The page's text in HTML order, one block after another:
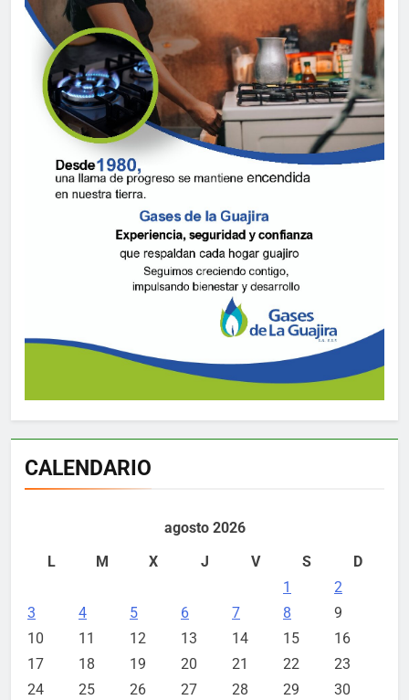
CALENDARIO
agosto 2026
L
M X J V S
D
1
2
3
4 5 6 7 8
9
10
11 12 13 14 15
16
17
18 19 20 21 22
23
24
25 26 27 28 29
30